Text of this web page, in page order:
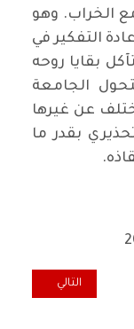
الخراب. وهو
التفكير في
بقايا روحه
الجامعة
عن غيرها
بقدر ما
السقراطيالمقال التالي:
التالي